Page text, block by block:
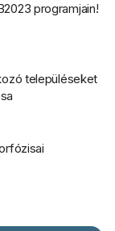
programjain!
településeket